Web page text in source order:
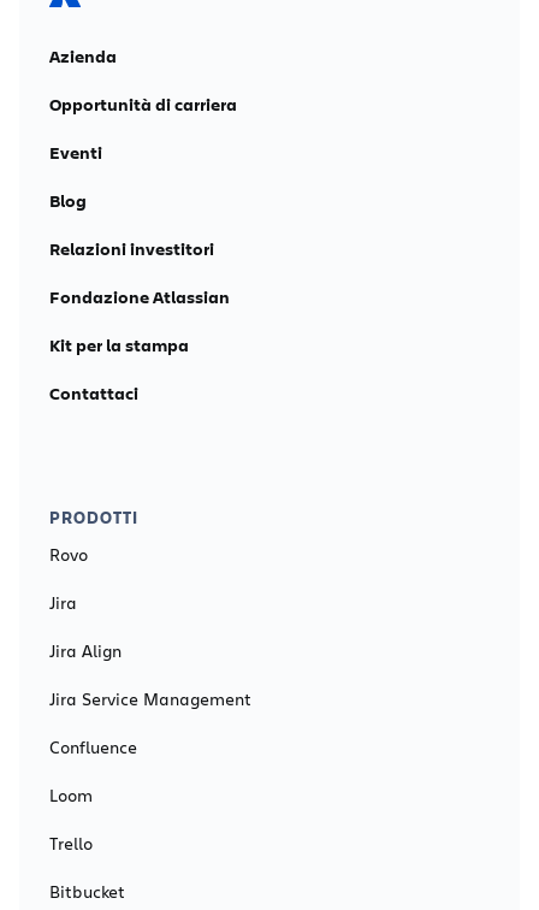
Azienda
Opportunità di carriera
Eventi
Blog
Relazioni investitori
Fondazione Atlassian
Kit per la stampa
Contattaci
PRODOTTI
Rovo
Jira
Jira Align
Jira Service Management
Confluence
Loom
Trello
Bitbucket